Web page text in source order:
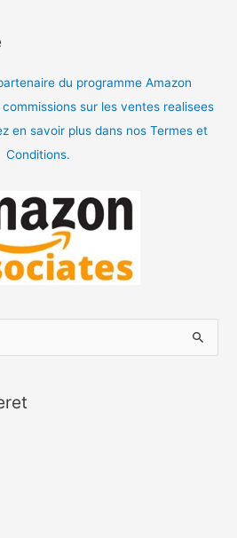
du programme Amazon
sur les ventes realisees
en savoir plus dans nos Termes et
Conditions.